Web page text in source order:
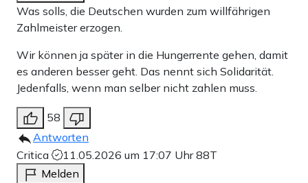
Was solls, die Deutschen wurden zum willfährigen
Zahlmeister erzogen.
Wir können ja später in die Hungerrente gehen, damit
es anderen besser geht. Das nennt sich Solidarität.
Jedenfalls, wenn man selber nicht zahlen muss.
58
Antworten
Critica
11.05.2026 um 17:07 Uhr88T
Melden